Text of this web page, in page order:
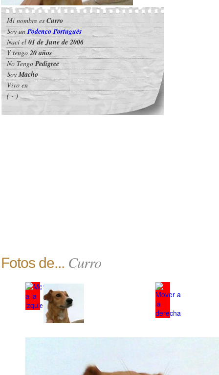
Mi nombre es Curro
Soy unPodenco Portugués
Nací el 01 de June de 2006
Y tengo20 años
No TengoPedigree
SoyMacho
Vivo en
( - )
Fotos de... Curro